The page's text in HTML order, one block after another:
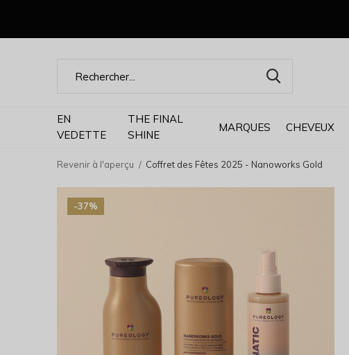
EN
VEDETTE
THE FINAL
SHINE
MARQUES CHEVEUX
Revenir à l'aperçu Coffret des Fêtes 2025 - Nanoworks Gold
-37%